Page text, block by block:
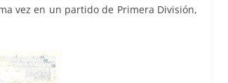
vez en un partido de Primera División,